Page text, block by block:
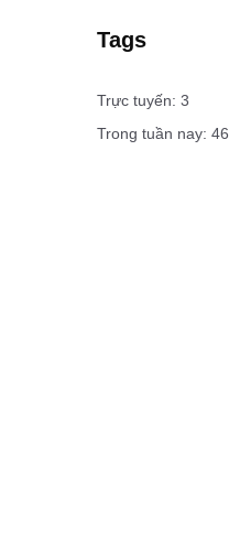
Tags
Trực tuyến: 3
Trong tuần nay: 46